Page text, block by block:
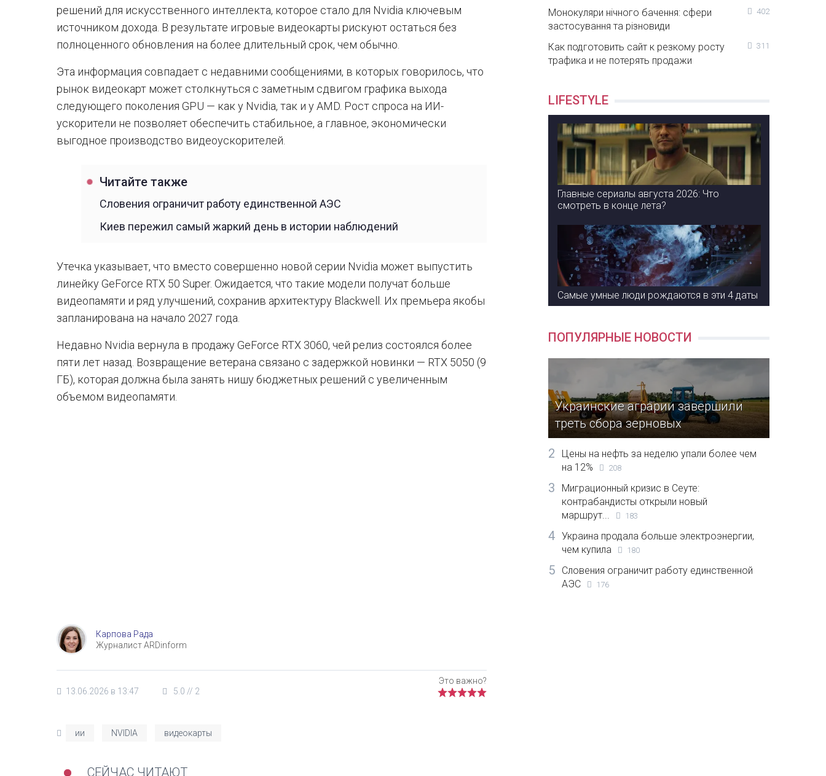
решений для искусственного интеллекта, которое стало для Nvidia ключевым
источником дохода. В результате игровые видеокарты рискуют остаться без
полноценного обновления на более длительный срок, чем обычно.
Эта информация совпадает с недавними сообщениями, в которых говорилось, что
рынок видеокарт может столкнуться с заметным сдвигом графика выхода
следующего поколения GPU — как у Nvidia, так и у AMD. Рост спроса на ИИ-
ускорители не позволяет обеспечить стабильное, а главное, экономически
выгодное производство видеоускорителей.
Читайте также
Словения ограничит работу единственной АЭС
Киев пережил самый жаркий день в истории наблюдений
Утечка указывает, что вместо совершенно новой серии Nvidia может выпустить
линейку GeForce RTX 50 Super. Ожидается, что такие модели получат больше
видеопамяти и ряд улучшений, сохранив архитектуру Blackwell. Их премьера якобы
запланирована на начало 2027 года.
Недавно Nvidia вернула в продажу GeForce RTX 3060, чей релиз состоялся более
пяти лет назад. Возвращение ветерана связано с задержкой новинки — RTX 5050 (9
ГБ), которая должна была занять нишу бюджетных решений с увеличенным
объемом видеопамяти.
Карпова Рада
Журналист ARDinform
13.06.2026 в 13:47 5.0 // 2
ии NVIDIA видеокарты
СЕЙЧАС ЧИТАЮТ
Монокуляри нічного бачення: сфери
застосування та різновиди
402
Как подготовить сайт к резкому росту
трафика и не потерять продажи
311
LIFESTYLE
Главные сериалы августа 2026: Что
смотреть в конце лета?
Самые умные люди рождаются в эти 4 даты
ПОПУЛЯРНЫЕ НОВОСТИ
Украинские аграрии завершили
треть сбора зерновых
2
Цены на нефть за неделю упали более чем
на 12%
208
3
Миграционный кризис в Сеуте:
контрабандисты открыли новый
маршрут...
183
4
Украина продала больше электроэнергии,
чем купила
180
5
Словения ограничит работу единственной
АЭС
176